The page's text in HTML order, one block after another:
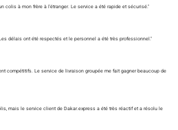
colis à mon frère à l'étranger. Le service a été rapide et sécurisé."
délais ont été respectés et le personnel a été très professionnel."
compétitifs. Le service de livraison groupée me fait gagner beaucoup de
mais le service client de Dakar.express a été très réactif et a résolu le